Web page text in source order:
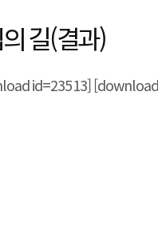
길(결과)
id=23513]